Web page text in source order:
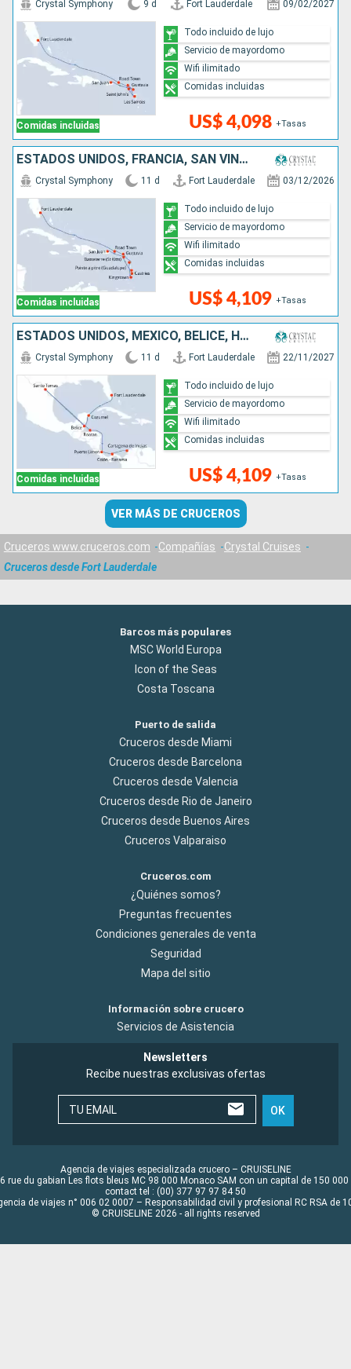
Comidas incluidas
Crystal Symphony 9 d Fort Lauderdale 09/02/2027
US$ 4,098 +Tasas
Todo incluido de lujo
Servicio de mayordomo
Wifi ilimitado
Comidas incluidas
ESTADOS UNIDOS, FRANCIA, SAN VINCENT Y LAS GRANADINAS, SANTA LUCIA, PUERTO RICO
Comidas incluidas
Crystal Symphony 11 d Fort Lauderdale 03/12/2026
US$ 4,109 +Tasas
Todo incluido de lujo
Servicio de mayordomo
Wifi ilimitado
Comidas incluidas
ESTADOS UNIDOS, MÉXICO, BELICE, HONDURAS, COSTA RICA, PANAMÁ, COLOMBIA
Comidas incluidas
Crystal Symphony 11 d Fort Lauderdale 22/11/2027
US$ 4,109 +Tasas
Todo incluido de lujo
Servicio de mayordomo
Wifi ilimitado
Comidas incluidas
VER MÁS DE CRUCEROS
Cruceros www.cruceros.com Compañías
Crystal Cruises
Cruceros desde Fort Lauderdale
Barcos más populares
MSC World Europa
Icon of the Seas
Costa Toscana
Puerto de salida
Cruceros desde Miami
Cruceros desde Barcelona
Cruceros desde Valencia
Cruceros desde Rio de Janeiro
Cruceros desde Buenos Aires
Cruceros Valparaiso
Cruceros.com
¿Quiénes somos?
Preguntas frecuentes
Condiciones generales de venta
Seguridad
Mapa del sitio
Información sobre crucero
Servicios de Asistencia
Newsletters
Recibe nuestras exclusivas ofertas
TU EMAIL OK
Agencia de viajes especializada crucero – CRUISELINE
rue du gabian Les flots bleus MC 98 000 Monaco SAM con un capital de 150 000
contact tel : (00) 377 97 97 84 50
de viajes n° 006 02 0007 – Responsabilidad civil y profesional RC RSA de
© CRUISELINE 2026 - all rights reserved